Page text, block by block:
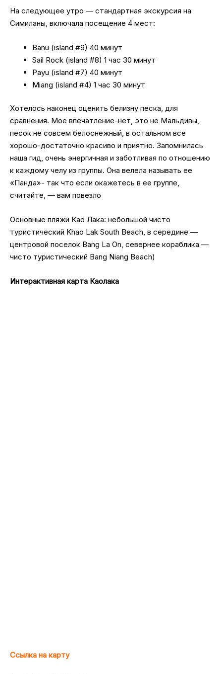
На следующее утро — стандартная экскурсия на
Симиланы, включала посещение 4 мест:
Banu (island #9) 40 минут
Sail Rock (island #8) 1 час 30 минут
Payu (island #7) 40 минут
Miang (island #4) 1 час 30 минут
Хотелось наконец оценить белизну песка, для
сравнения. Мое впечатление-нет, это не Мальдивы,
песок не совсем белоснежный, в остальном все
хорошо-достаточно красиво и приятно. Запомнилась
наша гид, очень энергичная и заботливая по отношению
к каждому челу из группы. Она велела называть ее
«Панда»- так что если окажетесь в ее группе,
считайте, — вам повезло
Основные пляжи Као Лака: небольшой чисто
туристический Khao Lak South Beach, в середине —
центровой поселок Bang La On, севернее кораблика —
чисто туристический Bang Niang Beach)
Интерактивная карта Каолака
Ссылка на карту